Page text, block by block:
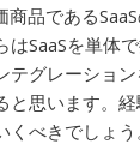
商品である
SaaSを単体
テグレーショ
と思います。
べきでしょう